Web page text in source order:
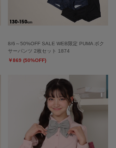
8/6～50%OFF SALE WEB限定 PUMA ボク
サーパンツ 2枚セット 1874
￥869 (50%OFF)